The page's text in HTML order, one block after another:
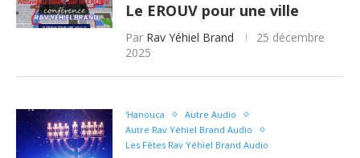
Le EROUV pour une ville
Par Rav Yéhiel Brand
25 décembre
2025
'Hanouca
Autre Audio
Autre Rav Yéhiel Brand Audio
Les Fêtes Rav Yéhiel Brand Audio